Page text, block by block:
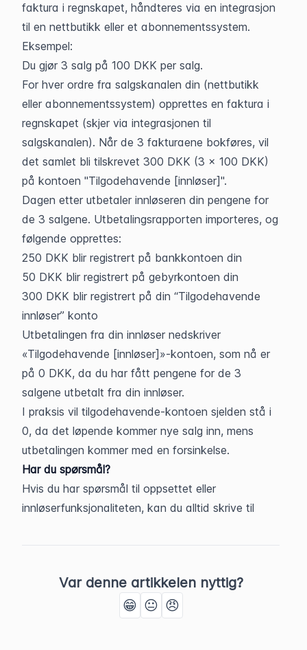
faktura i regnskapet, håndteres via en integrasjon
til en nettbutikk eller et abonnementssystem.
Eksempel:
Du gjør 3 salg på 100 DKK per salg.
For hver ordre fra salgskanalen din (nettbutikk
eller abonnementssystem) opprettes en faktura i
regnskapet (skjer via integrasjonen til
salgskanalen). Når de 3 fakturaene bokføres, vil
det samlet bli tilskrevet 300 DKK (3 x 100 DKK)
på kontoen "Tilgodehavende [innløser]".
Dagen etter utbetaler innløseren din pengene for
de 3 salgene. Utbetalingsrapporten importeres, og
følgende opprettes:
250 DKK blir registrert på bankkontoen din
50 DKK blir registrert på gebyrkontoen din
300 DKK blir registrert på din “Tilgodehavende
innløser” konto
Utbetalingen fra din innløser nedskriver
«Tilgodehavende [innløser]»-kontoen, som nå er
på 0 DKK, da du har fått pengene for de 3
salgene utbetalt fra din innløser.
I praksis vil tilgodehavende-kontoen sjelden stå i
0, da det løpende kommer nye salg inn, mens
utbetalingen kommer med en forsinkelse.
Har du spørsmål?
Hvis du har spørsmål til oppsettet eller
innløserfunksjonaliteten, kan du alltid skrive til
Var denne artikkelen nyttig?
😁 😐 😠